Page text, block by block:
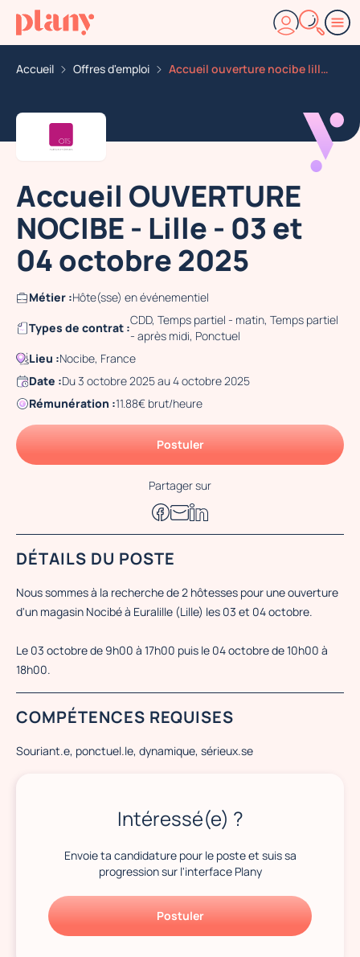
Accueil Offres d'emploi Accueil ouverture nocibe lille 03 et 04 octobre 2025
Accueil OUVERTURE
NOCIBE - Lille - 03 et
04 octobre 2025
Métier :Hôte(sse) en événementiel
Types de contrat :
CDD, Temps partiel - matin, Temps partiel
- après midi, Ponctuel
Lieu :Nocibe, France
Date :Du 3 octobre 2025 au 4 octobre 2025
Rémunération :11.88€ brut/heure
Postuler
Partager sur
DÉTAILS DU POSTE
Nous sommes à la recherche de 2 hôtesses pour une ouverture
d'un magasin Nocibé à Euralille (Lille) les 03 et 04 octobre.
Le 03 octobre de 9h00 à 17h00 puis le 04 octobre de 10h00 à
18h00.
COMPÉTENCES REQUISES
Souriant.e, ponctuel.le, dynamique, sérieux.se
Intéressé(e) ?
Envoie ta candidature pour le poste et suis sa
progression sur l'interface Plany
Postuler